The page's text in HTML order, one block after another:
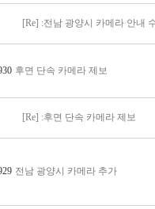
[Re] :전남 광양시 카메라 안내
후면 단속 카메라 제보
[Re] :후면 단속 카메라 제보
전남 광양시 카메라 추가